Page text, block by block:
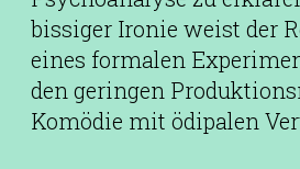
bissiger Ironie weist der
eines formalen
den geringen
Komödie mit ödipalen